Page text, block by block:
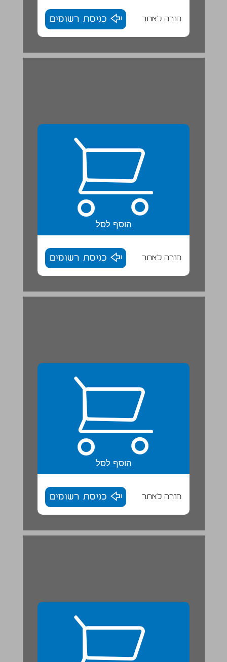
חזרה לאתר כניסת רשומים
"ושמחת בחגך והיית אך שמח" ... 23
הוסף לסל
חזרה לאתר כניסת רשומים
הוסף לסל
חזרה לאתר כניסת רשומים